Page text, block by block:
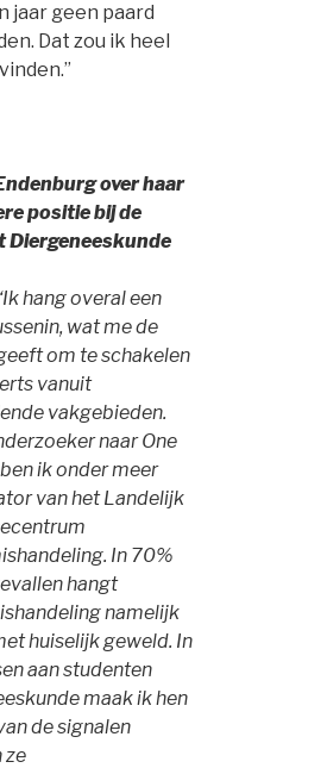
jaar geen paard
Dat zou ik heel
over haar
positie bij de
Diergeneeskunde
hang overal een
wat me de
om te schakelen
vanuit
vakgebieden.
naar One
ik onder meer
van het Landelijk
In 70%
hangt
namelijk
huiselijk geweld. In
aan studenten
maak ik hen
de signalen
ze